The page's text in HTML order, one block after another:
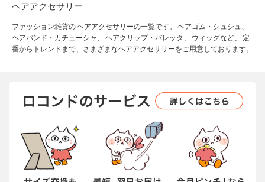
ヘアアクセサリー
ファッション雑貨の ヘアアクセサリーの一覧です。 ヘアゴム・シュシュ、
ヘアバンド・カチューシャ、 ヘアクリップ・バレッタ、 ウィッグなど、 定
番からトレンドまで、さまざまなヘアアクセサリーをご用意しております。